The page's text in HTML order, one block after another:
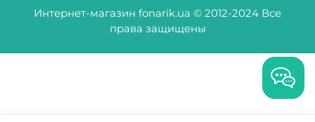
Интернет-магазин fonarik.ua © 2012-2024 Все
права защищены